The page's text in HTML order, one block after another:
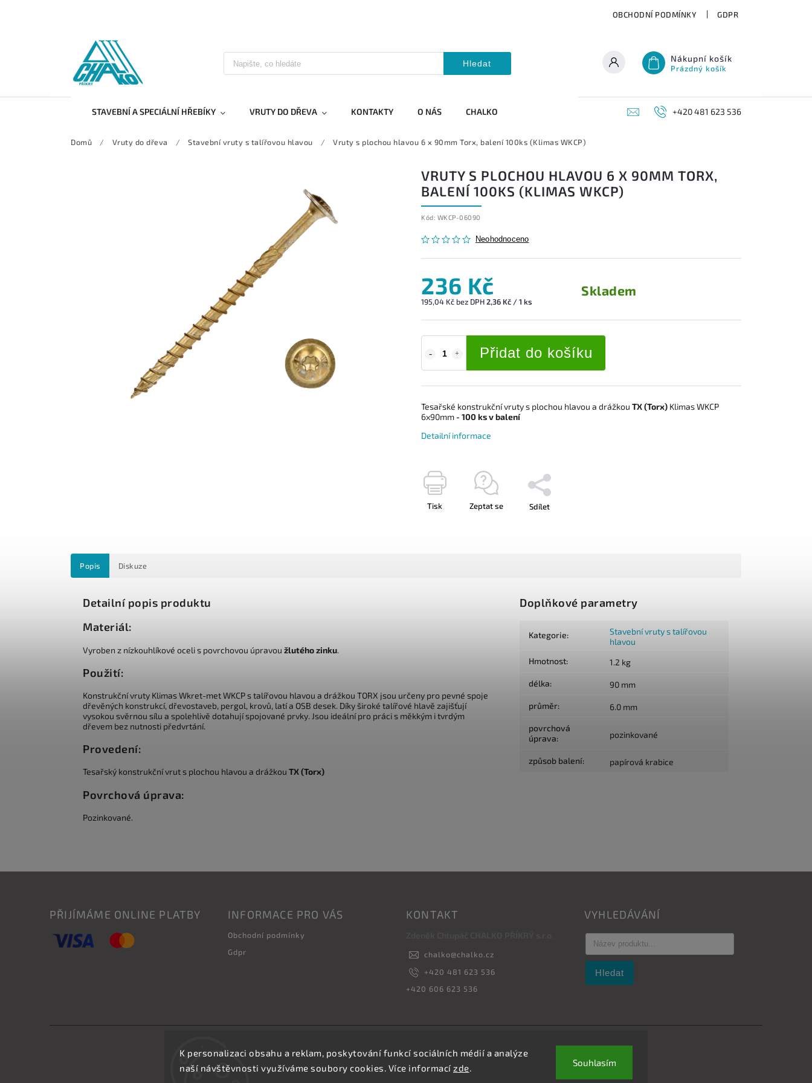
K personalizaci obsahu a reklam, poskytování funkcí sociálních médií a analýze
naší návštěvnosti využíváme soubory cookies. Více informací zde. Souhlasím
OBCHODNÍ PODMÍNKY GDPR
Hledat Nákupní košík
Prázdný košík
STAVEBNÍ A SPECIÁLNÍ HŘEBÍKY VRUTY DO DŘEVA KONTAKTY O NÁS CHALKO +420 481 623 536
Domů / Vruty do dřeva / Stavební vruty s talířovou hlavou / Vruty s plochou hlavou 6 x 90mm Torx, balení 100ks (Klimas WKCP)
VRUTY S PLOCHOU HLAVOU 6 X 90MM TORX,
BALENÍ 100KS (KLIMAS WKCP)
Kód: WKCP-06090
Neohodnoceno
236 Kč
195,04 Kč bez DPH2,36 Kč / 1 ks
Skladem
Přidat do košíku
Tesařské konstrukční vruty s plochou hlavou a drážkou TX (Torx) Klimas WKCP
6x90mm- 100 ks v balení
Detailní informace
Tisk Zeptat se Sdílet
Popis Diskuze
Detailní popis produktu
Materiál:
Vyroben z nízkouhlíkové oceli s povrchovou úpravou žlutého zinku.
Použití:
Konstrukční vruty Klimas Wkret-met WKCP s talířovou hlavou a drážkou TORX jsou určeny pro pevné spoje
dřevěných konstrukcí, dřevostaveb, pergol, krovů, latí a OSB desek. Díky široké talířové hlavě zajišťují
vysokou svěrnou sílu a spolehlivě dotahují spojované prvky. Jsou ideální pro práci s měkkým i tvrdým
dřevem bez nutnosti předvrtání.
Provedení:
Tesařský konstrukční vrut s plochou hlavou a drážkou TX (Torx)
Povrchová úprava:
Pozinkované.
Doplňkové parametry
Kategorie:
Stavební vruty s talířovou
hlavou
Hmotnost: 1.2 kg
délka: 90 mm
průměr: 6.0 mm
povrchová
úprava: pozinkované
způsob balení: papírová krabice
PŘIJÍMÁME ONLINE PLATBY INFORMACE PRO VÁS
Obchodní podmínky
Gdpr
KONTAKT
chalko@chalko.cz
+420 481 623 536
+420 606 623 536
VYHLEDÁVÁNÍ
Hledat
Copyright 2026Vyrábíme hřebíky . Všechna práva vyhrazena.
Upravit nastavení cookies